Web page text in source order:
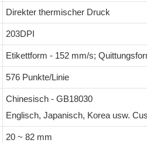
Direkter thermischer Druck
203DPI
Etikettform - 152 mm/s;
576 Punkte/Linie
Chinesisch - GB18030
Englisch, Japanisch, Korea usw.
20 ~ 82 mm